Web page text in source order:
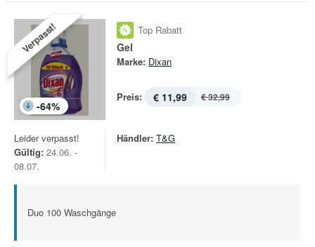
Verpasst!
-64%
Top Rabatt
Gel
Marke: Dixan
Preis: € 11,99 € 32,99
Leider verpasst!
Gültig: 24.06. -
08.07.
Händler: T&G
Duo 100 Waschgänge